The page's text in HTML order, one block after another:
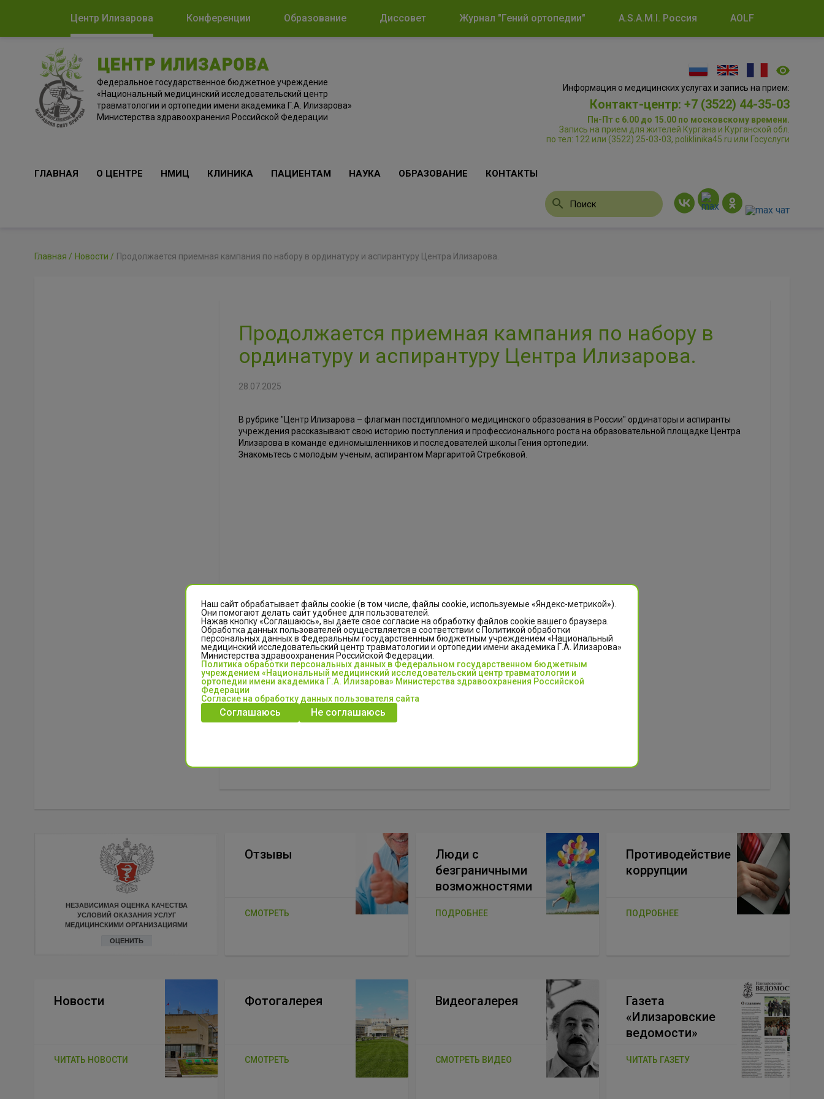
Центр Илизарова Конференции Образование Диссовет Журнал "Гений ортопедии" A.S.A.M.I. Россия AOLF
ЦЕНТР ИЛИЗАРОВА
Федеральное государственное бюджетное учреждение
«Национальный медицинский исследовательский центр
травматологии и ортопедии имени академика Г.А. Илизарова»
Министерства здравоохранения Российской Федерации
Информация о медицинских услугах и запись на прием:
Контакт-центр: +7 (3522) 44-35-03
Пн-Пт с 6.00 до 15.00 по московскому времени.
Запись на прием для жителей Кургана и Курганской обл.
по тел: 122 или (3522) 25-03-03, poliklinika45.ru или Госуслуги
ГЛАВНАЯ О ЦЕНТРЕ НМИЦ КЛИНИКА ПАЦИЕНТАМ НАУКА ОБРАЗОВАНИЕ КОНТАКТЫ
Главная Новости Продолжается приемная кампания по набору в ординатуру и аспирантуру Центра Илизарова.
Продолжается приемная кампания по набору в
ординатуру и аспирантуру Центра Илизарова.
28.07.2025
В рубрике "Центр Илизарова – флагман постдипломного медицинского образования в России" ординаторы и аспиранты
учреждения рассказывают свою историю поступления и профессионального роста на образовательной площадке Центра
Илизарова в команде единомышленников и последователей школы Гения ортопедии.
Знакомьтесь с молодым ученым, аспирантом Маргаритой Стребковой.
НЕЗАВИСИМАЯ ОЦЕНКА КАЧЕСТВА
УСЛОВИЙ ОКАЗАНИЯ УСЛУГ
МЕДИЦИНСКИМИ ОРГАНИЗАЦИЯМИ
ОЦЕНИТЬ
Отзывы
СМОТРЕТЬ
Люди с
безграничными
возможностями
ПОДРОБНЕЕ
Противодействие
коррупции
ПОДРОБНЕЕ
Новости
ЧИТАТЬ НОВОСТИ
Фотогалерея
СМОТРЕТЬ
Видеогалерея
СМОТРЕТЬ ВИДЕО
Газета
«Илизаровские
ведомости»
ЧИТАТЬ ГАЗЕТУ
Наш сайт обрабатывает файлы cookie (в том числе, файлы cookie, используемые «Яндекс-метрикой»).
Они помогают делать сайт удобнее для пользователей.
Нажав кнопку «Соглашаюсь», вы даете свое согласие на обработку файлов cookie вашего браузера.
Обработка данных пользователей осуществляется в соответствии с Политикой обработки
персональных данных в Федеральным государственным бюджетным учреждением «Национальный
медицинский исследовательский центр травматологии и ортопедии имени академика Г.А. Илизарова»
Министерства здравоохранения Российской Федерации.
Политика обработки персональных данных в Федеральном государственном бюджетным
учреждением «Национальный медицинский исследовательский центр травматологии и
ортопедии имени академика Г.А. Илизарова» Министерства здравоохранения Российской
Федерации
Согласие на обработку данных пользователя сайта
Соглашаюсь Не соглашаюсь